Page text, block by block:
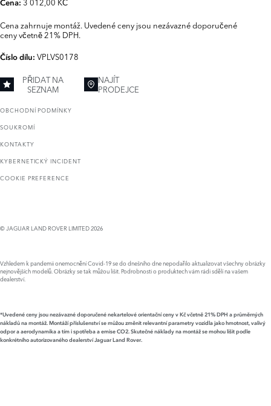
Cena:
Cena zahrnuje montáž. Uvedené ceny jsou nezávazné doporučené
ceny včetně 21% DPH.
Číslo dílu: VPLVS0178
PŘIDAT NA
SEZNAM
NAJÍT
PRODEJCE
OBCHODNÍ PODMÍNKY
SOUKROMÍ
KONTAKTY
KYBERNETICKÝ INCIDENT
COOKIE PREFERENCE
© JAGUAR LAND ROVER LIMITED 2026
Vzhledem k pandemii onemocnění Covid-19 se do dnešního dne nepodařilo aktualizovat všechny obrázky
nejnovějších modelů. Obrázky se tak můžou lišit. Podrobnosti o produktech vám rádi sdělí na vašem
dealerství.
*Uvedené ceny jsou nezávazné doporučené nekartelové orientační ceny v Kč včetně 21% DPH a průměrných
nákladů na montáž. Montáží příslušenství se můžou změnit relevantní parametry vozidla jako hmotnost, valivý
odpor a aerodynamika a tím i spotřeba a emise CO2. Skutečné náklady na montáž se mohou lišit podle
konkrétního autorizovaného dealerství Jaguar Land Rover.